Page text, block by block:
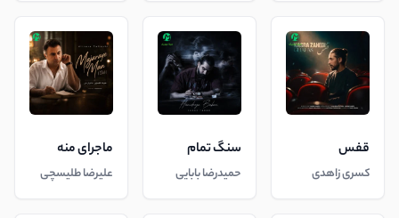
قفس
کسری زاهدی
سنگ تمام
حمیدرضا بابایی
ماجرای منه
علیرضا طلیسچی